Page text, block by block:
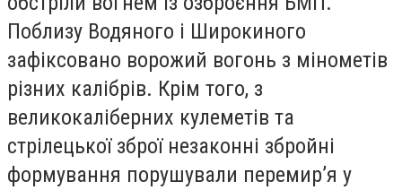
Поблизу Водяного і Широкиного
зафіксовано ворожий вогонь з мінометів
різних калібрів. Крім того, з
великокаліберних кулеметів та
стрілецької зброї незаконні збройні
формування порушували перемир’я у